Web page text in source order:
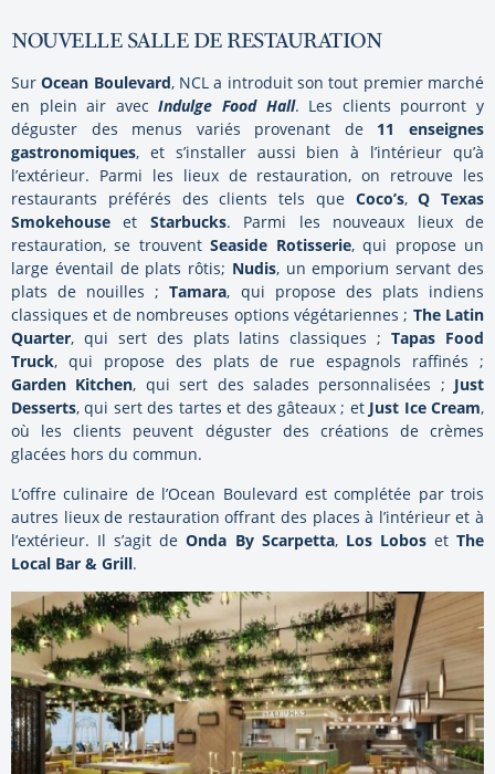
NOUVELLE SALLE DE RESTAURATION
SurOcean Boulevard, NCL a introduit son tout premier marché
en plein air avecIndulge Food Hall. Les clients pourront y
déguster des menus variés provenant de 11 enseignes
gastronomiques, et s’installer aussi bien à l’intérieur qu’à
l’extérieur. Parmi les lieux de restauration, on retrouve les
restaurants préférés des clients tels que Coco’s,Q Texas
Smokehouse et Starbucks. Parmi les nouveaux lieux de
restauration, se trouventSeaside Rotisserie, qui propose un
large éventail de plats rôtis; Nudis, un emporium servant des
plats de nouilles ;Tamara, qui propose des plats indiens
classiques et de nombreuses options végétariennes ; The Latin
Quarter, qui sert des plats latins classiques ;Tapas Food
Truck, qui propose des plats de rue espagnols raffinés ;
Garden Kitchen, qui sert des salades personnalisées ; Just
Desserts, qui sert des tartes et des gâteaux ; et Just Ice Cream,
où les clients peuvent déguster des créations de crèmes
glacées hors du commun.
L’offre culinaire de l’Ocean Boulevard est complétée par trois
autres lieux de restauration offrant des places à l’intérieur et à
l’extérieur. Il s’agit deOnda By Scarpetta, Los LobosetThe
Local Bar & Grill.